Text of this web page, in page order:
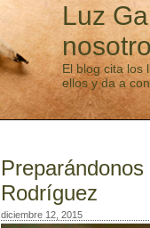
Luz
El blog cita los
ellos y da a
Rodríguez
diciembre 12, 2015